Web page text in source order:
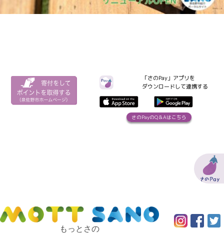
「さのPay」アプリを
ダウンロードして連携する
さのPayのQ＆Aはこちら
もっとさの